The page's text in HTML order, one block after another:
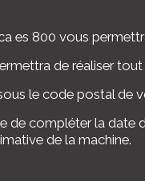
es 800 vous
de réaliser
le code postal de
de compléter la date
de la machine.